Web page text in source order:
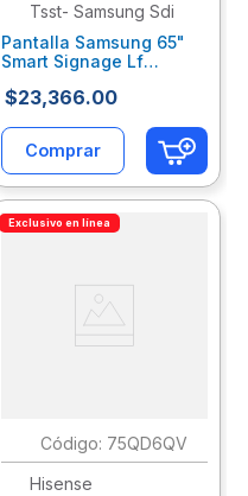
Tsst- Samsung Sdi
Pantalla Samsung 65"
Smart Signage Lf
Uhd Resolución
Hdmi/Us Saepatab131
$23,366.00
Comprar
Exclusivo en línea
: 75QD6QV
Hisense